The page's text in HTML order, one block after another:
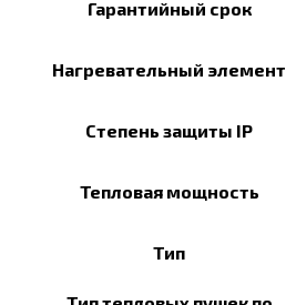
Гарантийный срок
Нагревательный элемент
Степень защиты IP
Тепловая мощность
Тип